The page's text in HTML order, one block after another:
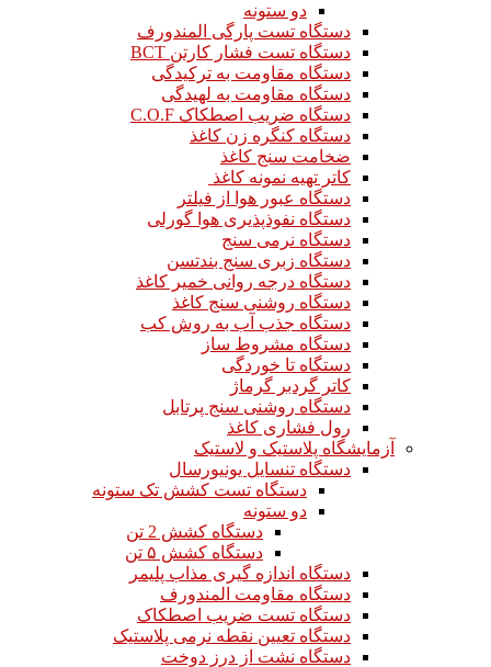
دو ستونه
دستگاه تست پارگی المندورف
دستگاه تست فشار کارتن BCT
دستگاه مقاومت به ترکیدگی
دستگاه مقاومت به لهیدگی
دستگاه ضریب اصطکاک C.O.F
دستگاه کنگره زن کاغذ
ضخامت سنج کاغذ
کاتر تهیه نمونه کاغذ
دستگاه عبور هوا از فیلتر
دستگاه نفوذپذیری هوا گورلی
دستگاه نرمی سنج
دستگاه زبری سنج بندتسن
دستگاه درجه روانی خمیر کاغذ
دستگاه روشنی سنج کاغذ
دستگاه جذب آب به روش کب
دستگاه مشروط ساز
دستگاه تا خوردگی
کاتر گردبر گرماژ
دستگاه روشنی سنج پرتابل
رول فشاری کاغذ
آزمایشگاه پلاستیک و لاستیک
دستگاه تنسایل یونیورسال
دستگاه تست کشش تک ستونه
دو ستونه
دستگاه کشش 2 تن
دستگاه کشش ۵ تن
دستگاه اندازه گیری مذاب پلیمر
دستگاه مقاومت المندورف
دستگاه تست ضریب اصطکاک
دستگاه تعیین نقطه نرمی پلاستیک
دستگاه نشت از درز دوخت